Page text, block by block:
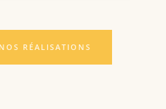
RÉALISATIONS